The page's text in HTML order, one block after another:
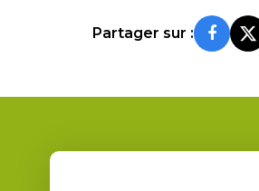
Partager sur :